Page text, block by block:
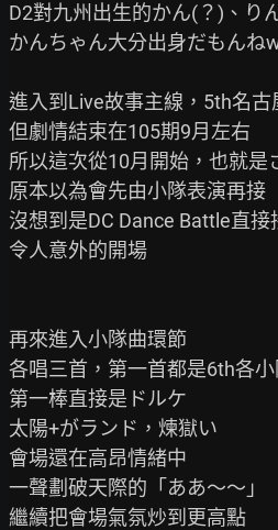
D2對九州出生的かん(？)、り
かんちゃん大分出身だもんね
進入到Live故事主線，5th名古
但劇情結束在105期9月左右
所以這次從10月開始，也就是
原本以為會先由小隊表演再接
沒想到是DC Dance Battle直接
令人意外的開場
再來進入小隊曲環節
各唱三首，第一首都是6th各
第一棒直接是ドルケ
太陽+がランド，煉獄い
會場還在高昂情緒中
一聲劃破天際的「ああ～～」
繼續把會場氣氛炒到更高點